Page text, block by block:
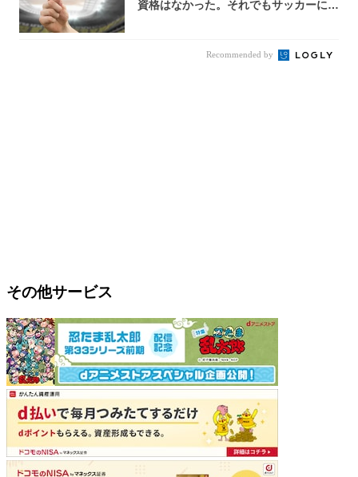
資格はなかった。それでもサッカーには
Recommended by
その他サービス